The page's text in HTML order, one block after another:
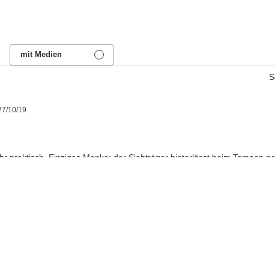
mit Medien
praktisch. Einziges Manko: der Siebträger hinterlässt beim Tampen
Veröffentlichungsdatum
10/19